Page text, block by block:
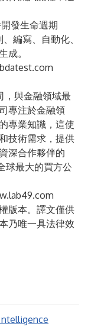
發生命週期
編寫、自動化、
成。
，與金融領域最
專注於金融領
專業知識，這使
技術需求，提供
深合作夥伴的
球最大的買方公
版本。譯文僅供
乃唯一具法律效